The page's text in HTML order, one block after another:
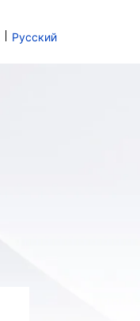
Русский